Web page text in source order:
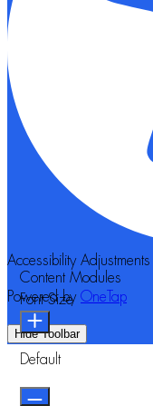
Accessibility Adjustments
Powered by OneTap
Hide Toolbar
Content Modules
Font Size
Default